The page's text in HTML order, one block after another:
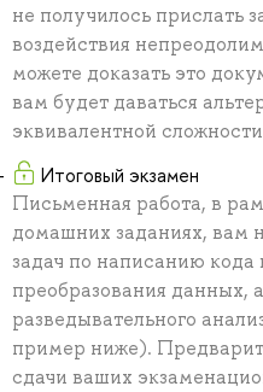
не получилось прислать
воздействия
можете доказать это
вам будет даваться
эквивалентной
Итоговый экзамен
Письменная работа, в
домашних заданиях, вам
задач по написанию кода
преобразования данных,
разведывательного
пример ниже).
сдачи ваших